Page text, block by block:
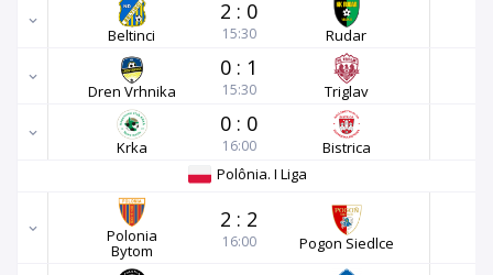
Beltinci
2 : 0
15:30 Rudar
Dren Vrhnika
0 : 1
15:30 Triglav
Krka
0 : 0
16:00
Bistrica
Polônia. I Liga
Polonia
Bytom
2 : 2
16:00 Pogon Siedlce